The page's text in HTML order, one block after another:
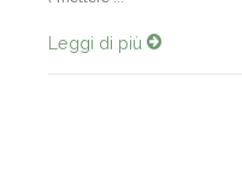
Leggi di più